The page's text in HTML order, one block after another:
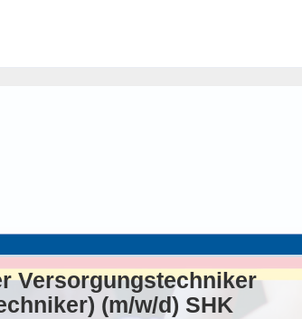
Versorgungstechniker
(m/w/d) SHK